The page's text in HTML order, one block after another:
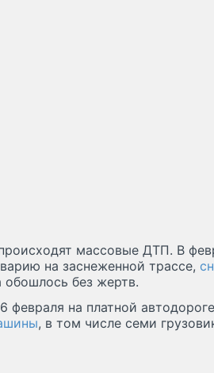
массовые ДТП. В
на заснеженной трассе,
обошлось без жертв.
на платной
, в том числе семи